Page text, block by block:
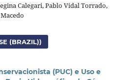
Calegari, Pablo Vidal Torrado,
(BRAZIL))
(PUC) e Uso e